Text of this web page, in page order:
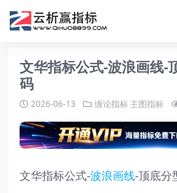
文华指标公式-波浪画线-
码
2026-06-13 缠论指标 主图指标
文华指标公式-波浪画线-顶底分